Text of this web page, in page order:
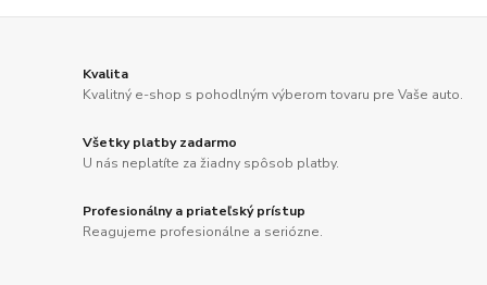
Kvalita
Kvalitný e-shop s pohodlným výberom tovaru pre Vaše auto.
Všetky platby zadarmo
U nás neplatíte za žiadny spôsob platby.
Profesionálny a priateľský prístup
Reagujeme profesionálne a seriózne.